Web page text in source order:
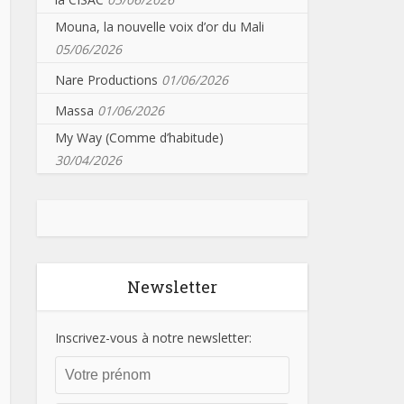
Mouna, la nouvelle voix d’or du Mali
05/06/2026
Nare Productions 01/06/2026
Massa 01/06/2026
My Way (Comme d’habitude)
30/04/2026
Newsletter
Inscrivez-vous à notre newsletter: